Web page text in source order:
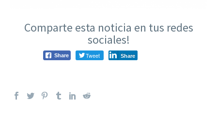
Comparte esta noticia en tus redes
sociales!
Share Tweet Share